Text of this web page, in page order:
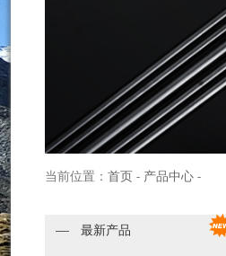
当前位置： 首页 - 产品中心 -
最新产品